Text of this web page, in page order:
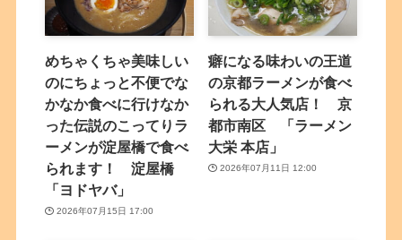
めちゃくちゃ美味しい
のにちょっと不便でな
かなか食べに行けなか
った伝説のこってりラ
ーメンが淀屋橋で食べ
られます！ 淀屋橋
「ヨドヤバ」
2026年07月15日 17:00
癖になる味わいの王道
の京都ラーメンが食べ
られる大人気店！ 京
都市南区 「ラーメン
大栄 本店」
2026年07月11日 12:00